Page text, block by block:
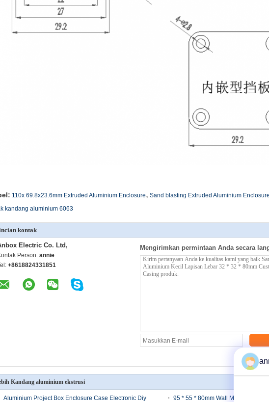
110x 69.8x23.6mm Extruded Aluminium Enclosure, Sand blasting Extruded Aluminium Enclosure
kandang aluminium 6063
kontak
Electric Co. Ltd,
Person: annie
+8618824331851
Mengirimkan permintaan Anda secara
Kandang aluminium ekstrusi
Aluminium Project Box Enclosure Case Electronic Diy 95 * 55 * 80mm Wall Mount